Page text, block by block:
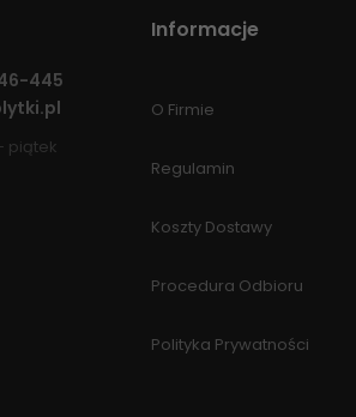
445
piątek
Informacje
O Firmie
Regulamin
Koszty Dostawy
Procedura Odbioru
Polityka Prywatności